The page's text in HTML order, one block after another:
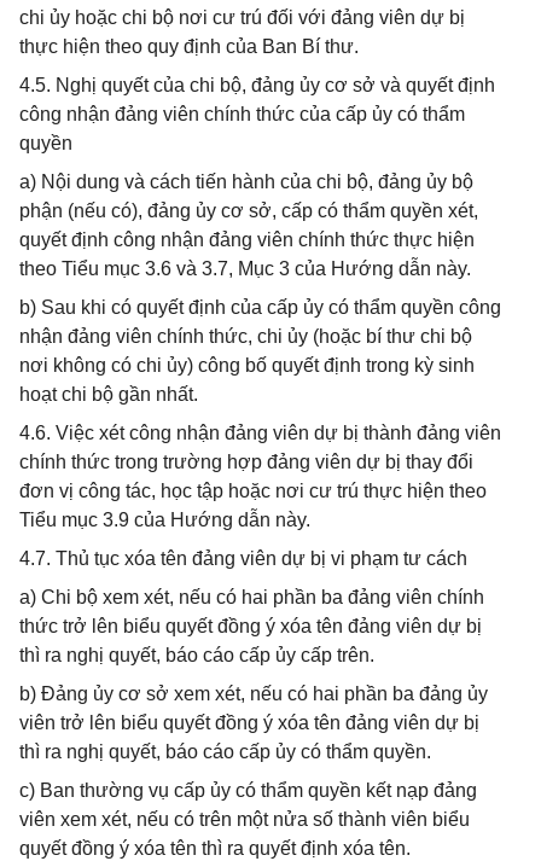
chi ủy hoặc chi bộ nơi cư trú đối với đảng viên dự bị
thực hiện theo quy định của Ban Bí thư.
4.5. Nghị quyết của chi bộ, đảng ủy cơ sở và quyết định
công nhận đảng viên chính thức của cấp ủy có thẩm
quyền
a) Nội dung và cách tiến hành của chi bộ, đảng ủy bộ
phận (nếu có), đảng ủy cơ sở, cấp có thẩm quyền xét,
quyết định công nhận đảng viên chính thức thực hiện
theo Tiểu mục 3.6 và 3.7, Mục 3 của Hướng dẫn này.
b) Sau khi có quyết định của cấp ủy có thẩm quyền công
nhận đảng viên chính thức, chi ủy (hoặc bí thư chi bộ
nơi không có chi ủy) công bố quyết định trong kỳ sinh
hoạt chi bộ gần nhất.
4.6. Việc xét công nhận đảng viên dự bị thành đảng viên
chính thức trong trường hợp đảng viên dự bị thay đổi
đơn vị công tác, học tập hoặc nơi cư trú thực hiện theo
Tiểu mục 3.9 của Hướng dẫn này.
4.7. Thủ tục xóa tên đảng viên dự bị vi phạm tư cách
a) Chi bộ xem xét, nếu có hai phần ba đảng viên chính
thức trở lên biểu quyết đồng ý xóa tên đảng viên dự bị
thì ra nghị quyết, báo cáo cấp ủy cấp trên.
b) Đảng ủy cơ sở xem xét, nếu có hai phần ba đảng ủy
viên trở lên biểu quyết đồng ý xóa tên đảng viên dự bị
thì ra nghị quyết, báo cáo cấp ủy có thẩm quyền.
c) Ban thường vụ cấp ủy có thẩm quyền kết nạp đảng
viên xem xét, nếu có trên một nửa số thành viên biểu
quyết đồng ý xóa tên thì ra quyết định xóa tên.